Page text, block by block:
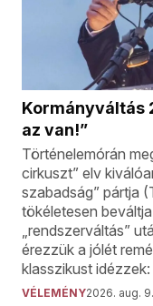
Kormányváltás
az van!”
Történelemórán
cirkuszt” elv
szabadság” pártja
tökéletesen
„rendszerváltás”
érezzük a jólét
klasszikust
VÉLEMÉNY2026. aug.